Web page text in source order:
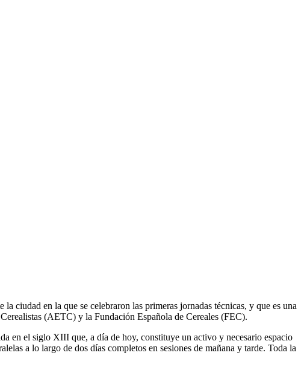
la ciudad en la que se celebraron las primeras jornadas técnicas, y que es una
(AETC) y la Fundación Española de Cereales (FEC).
en el siglo XIII que, a día de hoy, constituye un activo y necesario espacio
a lo largo de dos días completos en sesiones de mañana y tarde. Toda la